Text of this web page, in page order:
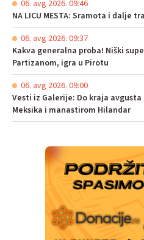
06. avg 2026. 09:46
NA LICU MESTA: Sramota i dalje
06. avg 2026. 09:37
Kakva generalna proba! Niški
Partizanom, igra u Pirotu
06. avg 2026. 09:00
Vesti iz Galerije: Do kraja avgusta
Meksika i manastirom Hilandar